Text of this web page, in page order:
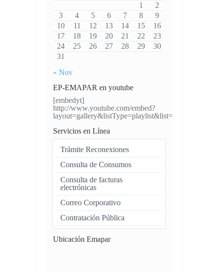
1
2
3
4 5 6 7 8
9
10
11 12 13 14 15
16
17
18 19 20 21 22
23
24
25 26 27 28 29
30
31
« Nov
EP-EMAPAR en youtube
[embedyt]
http://www.youtube.com/embed?
Servicios en Línea
Trámite Reconexiones
Consulta de Consumos
Consulta de facturas
electrónicas
Correo Corporativo
Contratación Pública
Ubicación Emapar